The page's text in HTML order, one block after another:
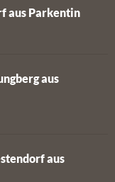
aus Parkentin
aus
aus